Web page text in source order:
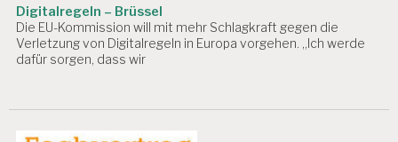
T
S
R
Digitalregeln – Brüssel
Die EU-Kommission will mit mehr Schlagkraft gegen die
Verletzung von Digitalregeln in Europa vorgehen. „Ich werde
dafür sorgen, dass wir